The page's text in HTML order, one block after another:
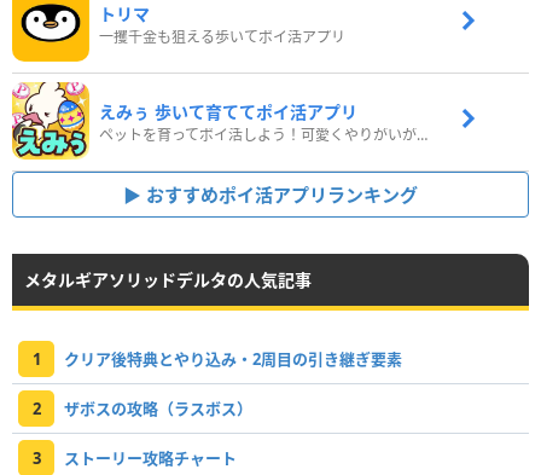
トリマ
一攫千金も狙える歩いてポイ活アプリ
えみぅ 歩いて育ててポイ活アプリ
ペットを育ってポイ活しよう！可愛くやりがいがある新感覚アプリ
おすすめポイ活アプリランキング
メタルギアソリッドデルタの人気記事
1 クリア後特典とやり込み・2周目の引き継ぎ要素
2 ザボスの攻略（ラスボス）
3 ストーリー攻略チャート